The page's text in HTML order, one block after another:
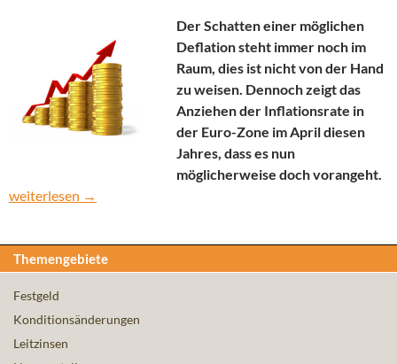
Der Schatten einer möglichen
Deflation steht immer noch im
Raum, dies ist nicht von der Hand
zu weisen. Dennoch zeigt das
Anziehen der Inflationsrate in
der Euro-Zone im April diesen
Jahres, dass es nun
möglicherweise doch vorangeht.
Inflationsrate in der Euro-Zone steigt an
weiterlesen →
Themengebiete
Festgeld
Konditionsänderungen
Leitzinsen